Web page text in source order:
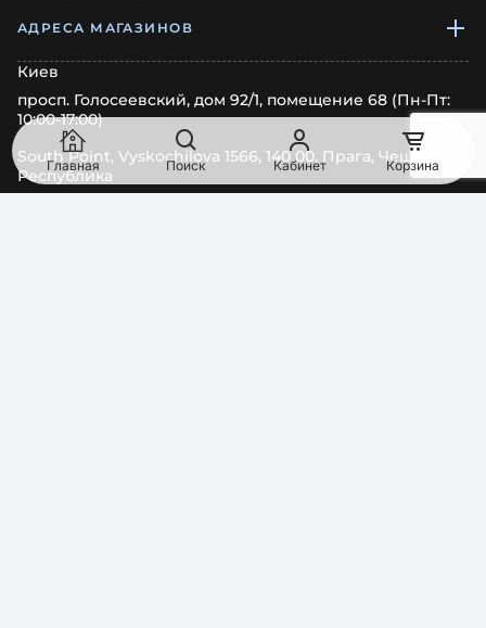
Главная Поиск Кабинет Корзина
АДРЕСА МАГАЗИНОВ
Киев
просп. Голосеевский, дом 92/1, помещение 68 (Пн-Пт:
10:00-17:00)
South Point, Vyskochilova 1566, 140 00, Прага, Чешская
Республика